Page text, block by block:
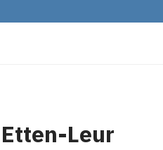
Leur